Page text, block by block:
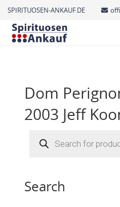
SPIRITUOSEN-ANKAUF.DE
Dom
2003 Jeff
search
Search